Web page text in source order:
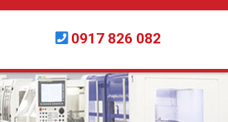
0917 826 082